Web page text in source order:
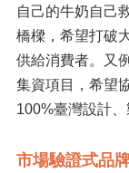
自己的牛奶自己
橋樑，希望打破
供給消費者。又
集資項目，希望
100%臺灣設計、
市場驗證式品